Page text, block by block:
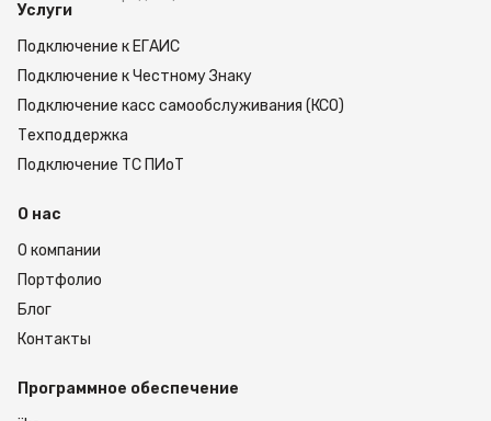
Услуги
Подключение к ЕГАИС
Подключение к Честному Знаку
Подключение касс самообслуживания (КСО)
Техподдержка
Подключение ТС ПИоТ
О нас
О компании
Портфолио
Блог
Контакты
Программное обеспечение